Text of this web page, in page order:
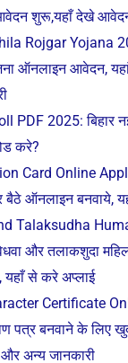
शुरू,यहाँ देखे आवेदन
Rojgar Yojana
ऑनलाइन आवेदन,
PDF 2025: बिहार
करे?
Card Online
बैठे ऑनलाइन बनवाये,
Talaksudha
और तलाकशुदा
यहाँ से करे अप्लाई
Certificate
पत्र बनवाने के लिए
अन्य जानकारी